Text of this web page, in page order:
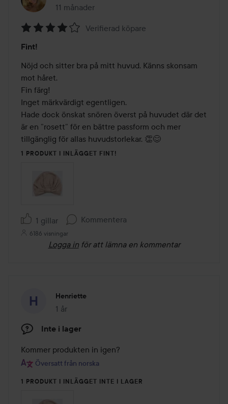
11 månader
Inlägget skapades 11 månader
4
av
5
Verifierad köpare
Fint!
Nöjd och sitter bra på mitt huvud. Känns skonsam
mot håret.
Fin färg!
Inget märkvärdigt egentligen.
Hade dock önskat snören överst på huvudet där det
är en ”rosett” för en bättre passform och mer
tillgänglig för allas huvudstorlekar. 👏😊
1 PRODUKT I INLÄGGET FINT!
1 gillar Kommentera
6186 visningar
Logga in för att lämna en kommentar
Henriette
1 år
Inlägget skapades 1 år
Inte i lager
Kommer produkten in igen?
Översatt från norska
1 PRODUKT I INLÄGGET INTE I LAGER